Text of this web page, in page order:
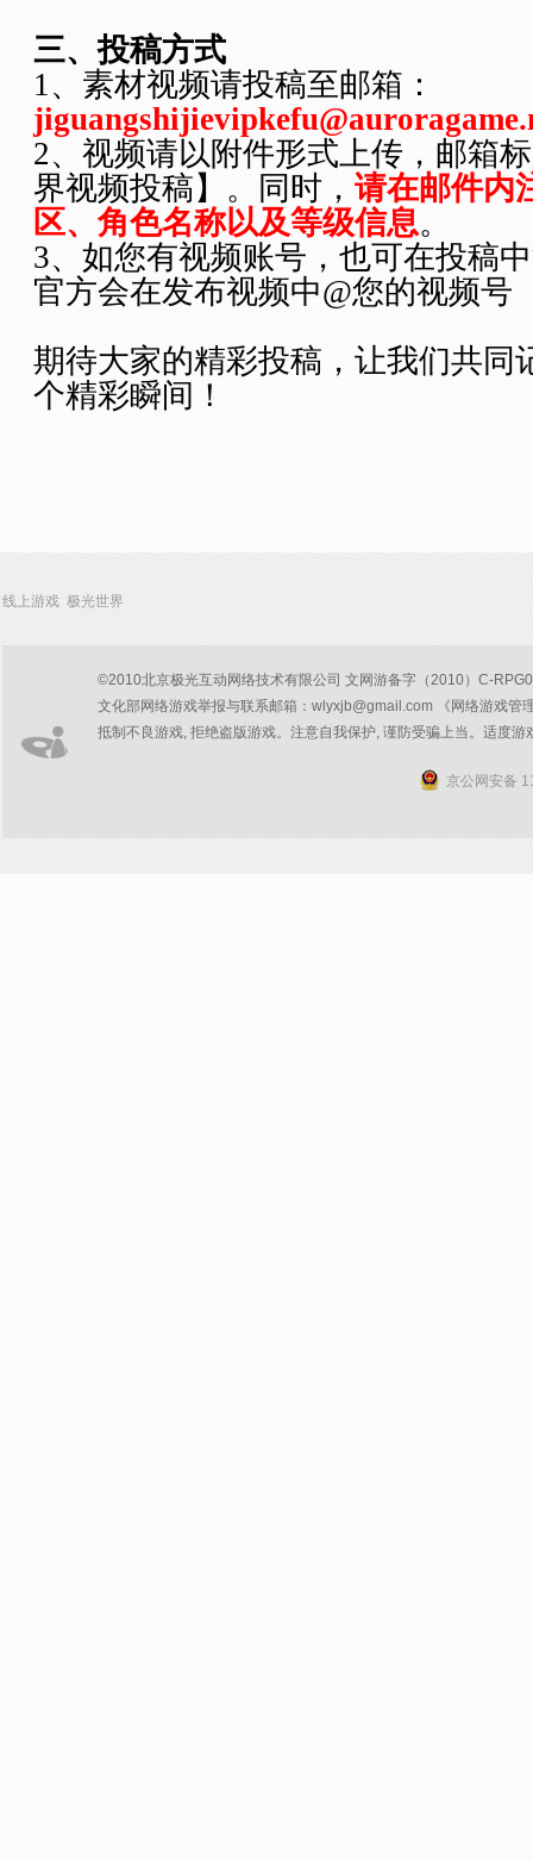
三、投稿方式
1、素材视频请投稿至邮箱：
2、视频请以附件形式上传，邮箱
界视频投稿】。同时， 请在邮件内
区、角色名称以及等级信息。
3、如您有视频账号，也可在投稿
官方会在发布视频中@您的视频号
期待大家的精彩投稿，让我们共同
个精彩瞬间！
线上游戏 极光世界
©2010北京极光互动网络技术有限公司 文网游备字（2010）C-
文化部网络游戏举报与联系邮箱：wlyxjb@gmail.com 《网络游戏管
抵制不良游戏, 拒绝盗版游戏。注意自我保护, 谨防受骗上当。适度
京公网安备